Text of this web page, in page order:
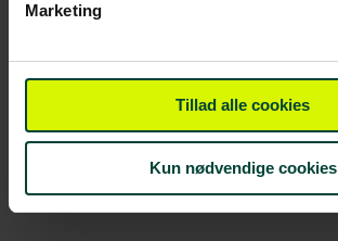
Marketing
Tillad alle cookies
Kun nødvendige cookies